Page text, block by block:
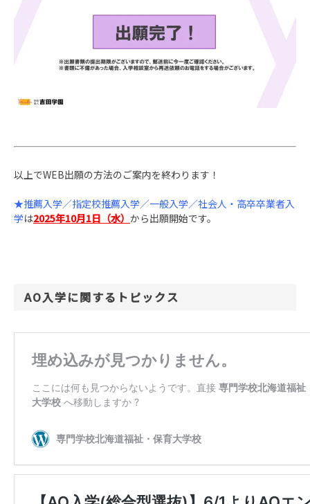
以上でWEB出願の方法のご案内を終わります！
★推薦入学／指定校推薦入学／一般入学／社会人・高卒卒業者入
学は2025年10月1日（水） から出願開始です。
AO入学に関するトピックス